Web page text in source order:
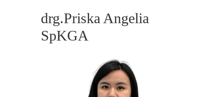
drg.Priska Angelia
SpKGA